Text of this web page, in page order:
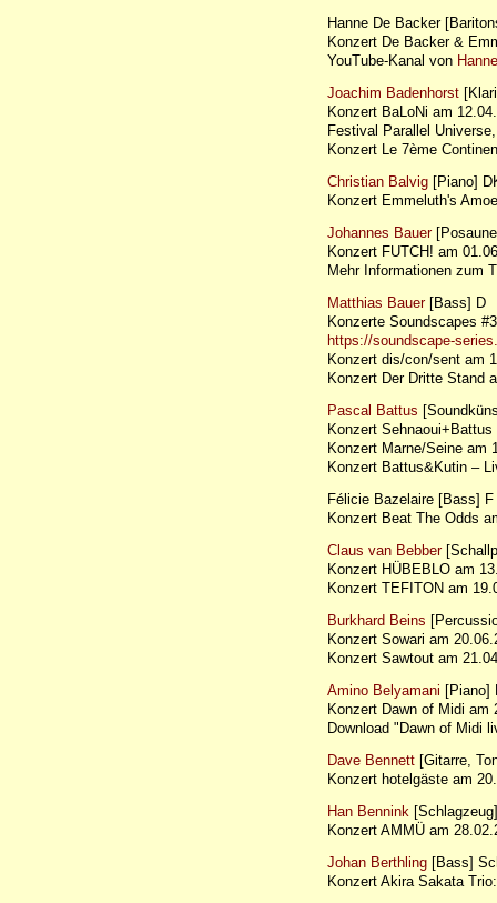
Hanne De Backer
Konzert De Backer &
YouTube-Kanal von
Joachim Badenhorst
Konzert BaLoNi am
Festival Parallel Universe,
Konzert Le 7ème
Christian Balvig [Piano]
Konzert Emmeluth's
Johannes Bauer
Konzert FUTCH! am
Mehr Informationen zum
Matthias Bauer[Bass] D
Konzerte Soundscapes
https://soundscape-
Konzert dis/con/sent am
Konzert Der Dritte Stand
Pascal Battus
Konzert
Konzert Marne/Seine am
Konzert Battus&Kutin –
Félicie Bazelaire [Bass] F
Konzert Beat The Odds
Claus van Bebber
Konzert HÜBEBLO am
Konzert TEFITON am
Burkhard Beins
Konzert Sowari am
Konzert Sawtout am
Amino Belyamani [Piano]
Konzert Dawn of Midi am
Download "Dawn of Midi
Dave Bennett [Gitarre,
Konzert hotelgäste am
Han Bennink
Konzert AMMÜ am
Johan Berthling [Bass]
Konzert Akira Sakata